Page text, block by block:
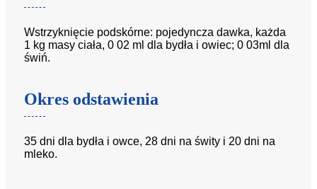
Wstrzyknięcie podskórne: pojedyncza dawka, każda
1 kg masy ciała, 0 02 ml dla bydła i owiec; 0 03ml dla
świń.
Okres odstawienia
35 dni dla bydła i owce, 28 dni na świty i 20 dni na
mleko.